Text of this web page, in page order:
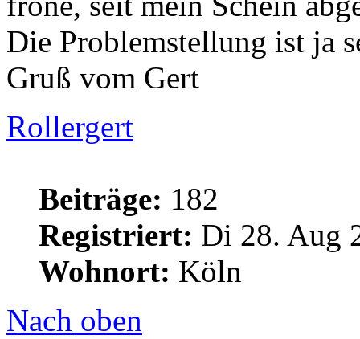
Die Problemstellung ist ja
Gruß vom Gert
Rollergert
Beiträge: 182
Registriert: Di 28. Aug
Wohnort: Köln
Nach oben